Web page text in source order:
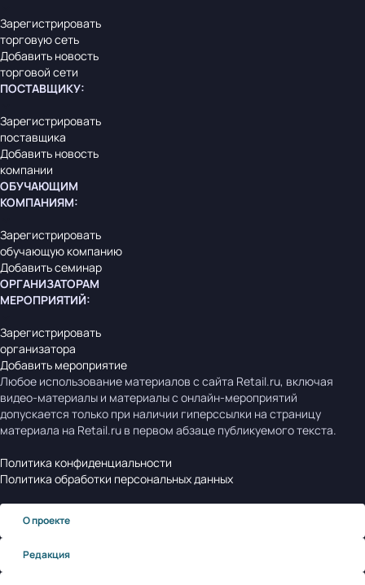
Зарегистрировать
торговую сеть
Добавить новость
торговой сети
ПОСТАВЩИКУ:
Зарегистрировать
поставщика
Добавить новость
компании
ОБУЧАЮЩИМ
КОМПАНИЯМ:
Зарегистрировать
обучающую компанию
Добавить семинар
ОРГАНИЗАТОРАМ
МЕРОПРИЯТИЙ:
Зарегистрировать
организатора
Добавить мероприятие
Любое использование материалов с сайта Retail.ru, включая
видео-материалы и материалы с онлайн-мероприятий
допускается только при наличии гиперссылки на страницу
материала на Retail.ru в первом абзаце публикуемого текста.
Политика конфиденциальности
Политика обработки персональных данных
О проекте
Редакция